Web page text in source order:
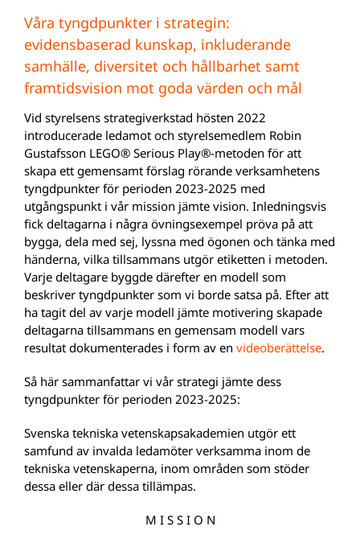
Våra tyngdpunkter i strategin:
evidensbaserad kunskap, inkluderande
samhälle, diversitet och hållbarhet samt
framtidsvision mot goda värden och mål
Vid styrelsens strategiverkstad hösten 2022
introducerade ledamot och styrelsemedlem Robin
Gustafsson LEGO® Serious Play®-metoden för att
skapa ett gemensamt förslag rörande verksamhetens
tyngdpunkter för perioden 2023-2025 med
utgångspunkt i vår mission jämte vision. Inledningsvis
fick deltagarna i några övningsexempel pröva på att
bygga, dela med sej, lyssna med ögonen och tänka med
händerna, vilka tillsammans utgör etiketten i metoden.
Varje deltagare byggde därefter en modell som
beskriver tyngdpunkter som vi borde satsa på. Efter att
ha tagit del av varje modell jämte motivering skapade
deltagarna tillsammans en gemensam modell vars
resultat dokumenterades i form av en videoberättelse.
Så här sammanfattar vi vår strategi jämte dess
tyngdpunkter för perioden 2023-2025:
Svenska tekniska vetenskapsakademien utgör ett
samfund av invalda ledamöter verksamma inom de
tekniska vetenskaperna, inom områden som stöder
dessa eller där dessa tillämpas.
M I S S I O N